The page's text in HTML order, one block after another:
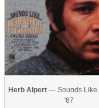
Herb Alpert — Sounds
'67